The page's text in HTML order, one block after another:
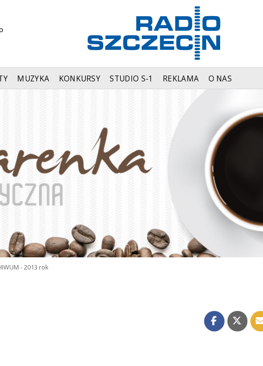
MUZYKA KONKURSY STUDIO S-1 REKLAMA O NAS
- 2013 rok